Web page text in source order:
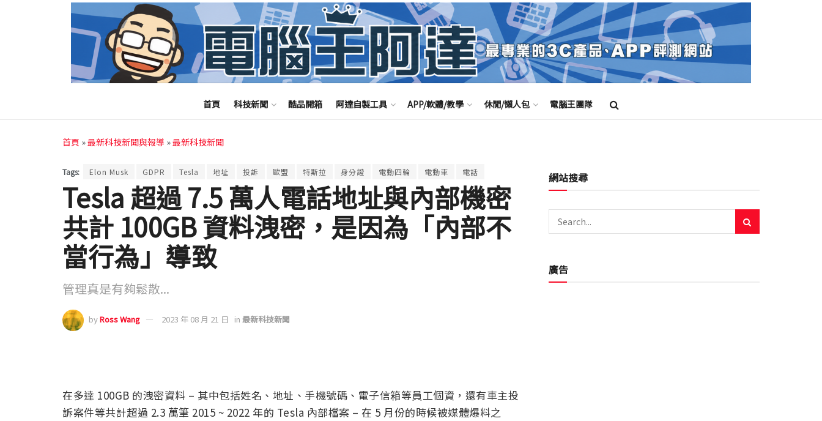
首頁 科技新聞 酷品開箱 阿達自製工具 APP/軟體/教學 休閒/懶人包 電腦王團隊
首頁 »最新科技新聞與報導 »最新科技新聞
Tags: Elon Musk GDPR Tesla 地址 投訴 歐盟 特斯拉 身分證 電動四輪 電動車 電話
Tesla 超過 7.5 萬人電話地址與內部機密
共計 100GB 資料洩密，是因為「內部不
當行為」導致
管理真是有夠鬆散...
byRoss Wang 2023 年 08 月 21 日 in 最新科技新聞
在多達 100GB 的洩密資料 – 其中包括姓名、地址、手機號碼、電子信箱等員工個資，還有車主投
訴案件等共計超過 2.3 萬筆 2015 ~ 2022 年的 Tesla 內部檔案 – 在 5 月份的時候被媒體爆料之
網站搜尋
廣告